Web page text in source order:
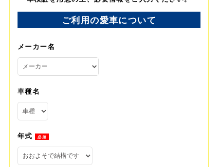
ご利用の愛車について
メーカー名
車種名
年式 必須